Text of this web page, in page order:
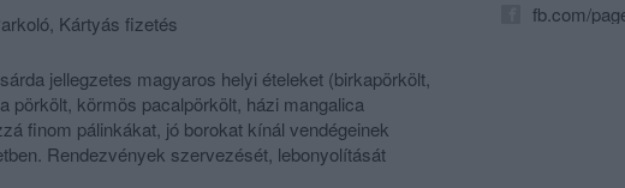
Kártyás fizetés
jellegzetes magyaros helyi ételeket (birkapörkölt,
pörkölt, körmös pacalpörkölt, házi mangalica
finom pálinkákat, jó borokat kínál vendégeinek
Rendezvények szervezését, lebonyolítását